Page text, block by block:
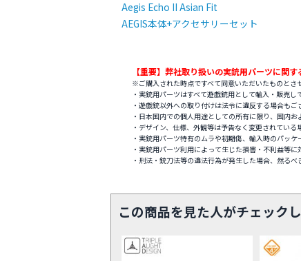
Aegis Echo II Asian Fit
AEGIS本体+アクセサリーセット
【重要】弊社取り扱いの実銃用パーツに関
※ご購入された時点ですべて同意いただいたものとさ
・実銃用パーツはすべて遊戯銃用として輸入・販売し
・遊戯銃以外への取り付けは法令に違反する場合もご
・日本国内での個人用途としての所有に限り、国内
・デザイン、仕様、外観等は予告なく変更されている
・実銃用パーツ特有のムラや初期傷、輸入時のパッ
・実銃用パーツ利用によって生じた損害・不利益等に
・刑法・銃刀法等の違法行為が発生した場合、然るべ
この商品を見た人がチェック